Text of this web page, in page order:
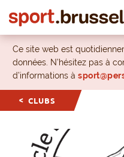
Ce site web est
données. N’hésitez pas à
d’informations à
CLUBS